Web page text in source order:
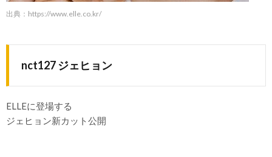
出典： https://www.elle.co.kr/
nct127 ジェヒョン
ELLEに登場する
ジェヒョン新カット公開